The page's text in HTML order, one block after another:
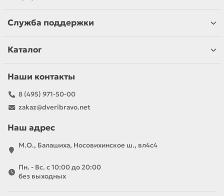
Служба поддержки
Каталог
Наши контакты
8 (495) 971-50-00
zakaz@dveribravo.net
Наш адрес
М.О., Балашиха, Носовихинское ш., вл4с4
Пн. - Вс. с 10:00 до 20:00
без выходных